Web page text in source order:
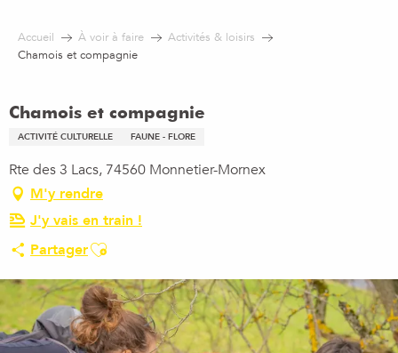
contenu
Accueil À voir à faire
Activités & loisirs
Chamois et compagnie
Chamois et compagnie
ACTIVITÉ CULTURELLE FAUNE - FLORE
Rte des 3 Lacs, 74560 Monnetier-Mornex
M'y rendre
J'y vais en train !
PartagerAjouter aux favoris